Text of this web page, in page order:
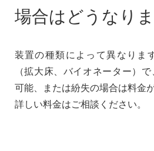
場合はどうなり
装置の種類によって異なりま
（拡大床、バイオネーター）
可能、または紛失の場合は料金
詳しい料金はご相談ください。